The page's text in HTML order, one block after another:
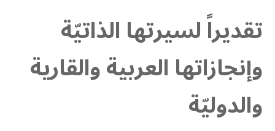
تقديراً لسيرتها الذاتيّة
وإنجازاتها العربية والقارية
والدوليّة